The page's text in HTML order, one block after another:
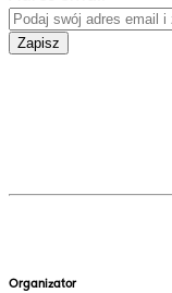
Zapisz
Organizator